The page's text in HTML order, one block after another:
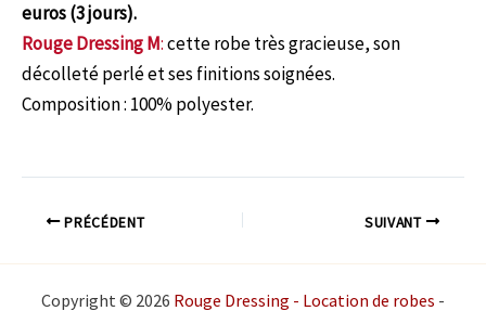
euros (3 jours).
Rouge Dressing M:cette robe très gracieuse, son
décolleté perlé et ses finitions soignées.
Composition : 100% polyester.
PRÉCÉDENT SUIVANT
Copyright © 2026 Rouge Dressing - Location de robes -